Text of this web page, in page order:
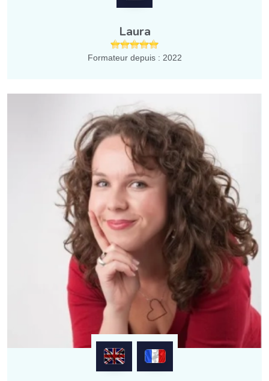
Laura
Formateur depuis : 2022